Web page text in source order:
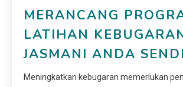
MERANCANG
LATIHAN
JASMANI ANDA
Meningkatkan kebugaran memerlukan